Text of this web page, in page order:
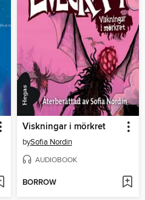
Viskningar i mörkret
bySofia Nordin
AUDIOBOOK
BORROW